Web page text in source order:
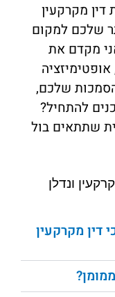
דין מקרקעין
שלכם למקום
מקדם את
שלכם,
להתחיל?
שתתאים בול
דין מקרקעין